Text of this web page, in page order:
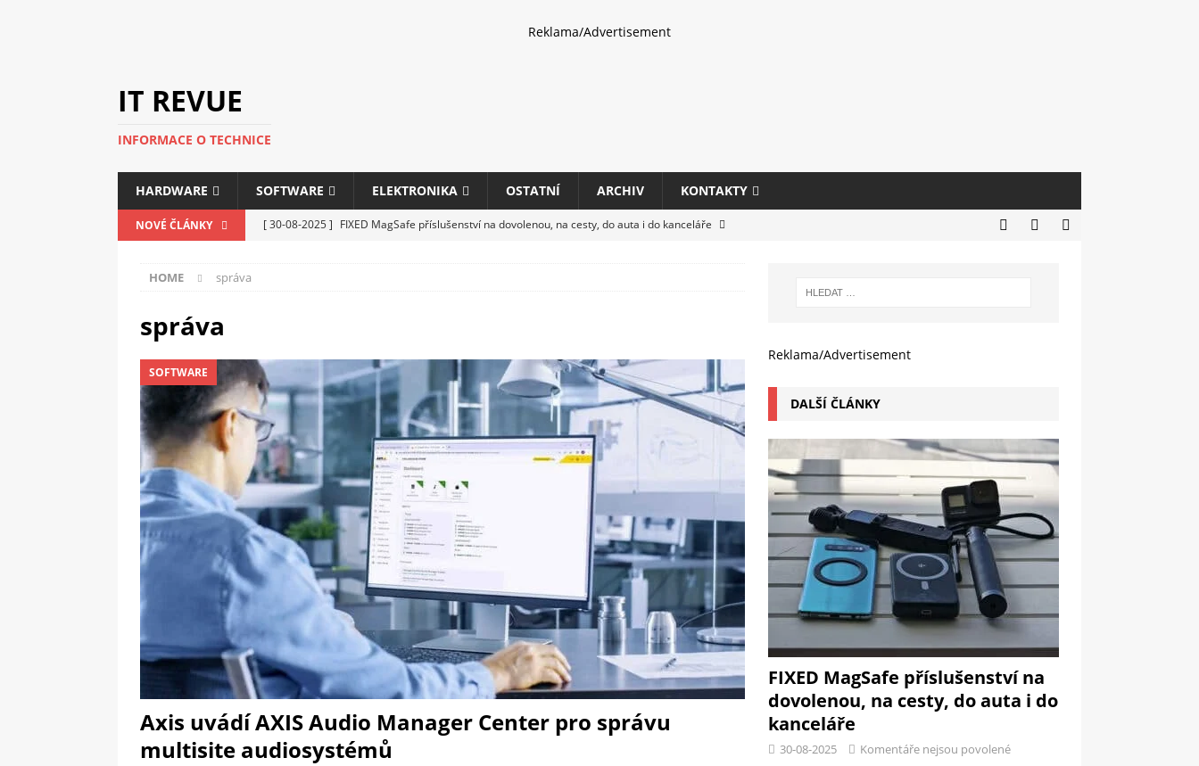
Reklama/Advertisement
IT REVUE
INFORMACE O TECHNICE
HARDWARE SOFTWARE ELEKTRONIKA OSTATNÍ ARCHIV KONTAKTY
NOVÉ ČLÁNKY [ 30-08-2025 ] FIXED MagSafe příslušenství na dovolenou, na cesty, do auta i do kanceláře
C5100 a 6100
PERIFERIE
[ 09-05-2025 ] Domácí pec na pizzu Cuisinart CPZ-120 promění vaši kuchyň na italskou pizzerii
OSTATNÍ
[ 06-05-2025 ] Blockchain a růst krypto kasin: Co by měli vědět milovníci technologií
SOFTWARE
HOME správa
správa
SOFTWARE
Axis uvádí AXIS Audio Manager Center pro správu
multisite audiosystémů
Reklama/Advertisement
DALŠÍ ČLÁNKY
FIXED MagSafe příslušenství na
dovolenou, na cesty, do auta i do
kanceláře
30-08-2025 Komentáře nejsou povolené